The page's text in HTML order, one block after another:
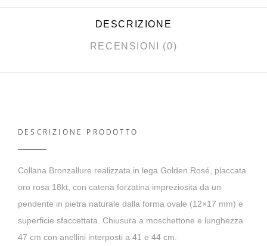
DESCRIZIONE
RECENSIONI (0)
DESCRIZIONE PRODOTTO
Collana Bronzallure realizzata in lega Golden Rosé, placcata
oro rosa 18kt, con catena forzatina impreziosita da un
pendente in pietra naturale dalla forma ovale (12×17 mm) e
superficie sfaccettata. Chiusura a moschettone e lunghezza
47 cm con anellini interposti a 41 e 44 cm.